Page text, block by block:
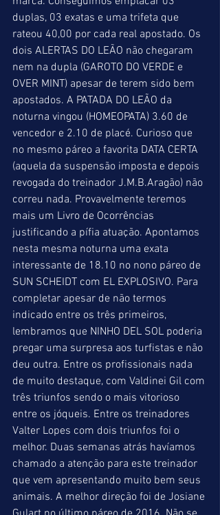
duplas, 03 exatas e uma trifeta que
rateou 40,00 por cada real apostado. Os
dois ALERTAS DO LEÃO não chegaram
nem na dupla (GAROTO DO VERDE e
OVER MINT) apesar de terem sido bem
apostados. A PATADA DO LEÃO da
noturna vingou (HOMEOPATA) 3.60 de
vencedor e 2.10 de placé. Curioso que
no mesmo páreo a favorita DATA CERTA
(aquela da suspensão imposta e depois
revogada do treinador J.M.B.Aragão) não
correu nada. Provavelmente teremos
mais um Livro de Ocorrências
justificando a pífia atuação. Apontamos
nesta mesma noturna uma exata
interessante de 18.10 no nono páreo de
SUN SCHEIDT com EL EXPLOSIVO. Para
completar apesar de não termos
indicado entre os três primeiros,
lembramos que NINHO DEL SOL poderia
pregar uma surpresa aos turfistas e não
deu outra. Entre os profissionais nada
de muito destaque, com Valdinei Gil com
três triunfos sendo o mais vitorioso
entre os jóqueis. Entre os treinadores
Valter Lopes com dois triunfos foi o
melhor. Duas semanas atrás havíamos
chamado a atenção para este treinador
que vem apresentando muito bem seus
animais. A melhor direção foi de Josiane